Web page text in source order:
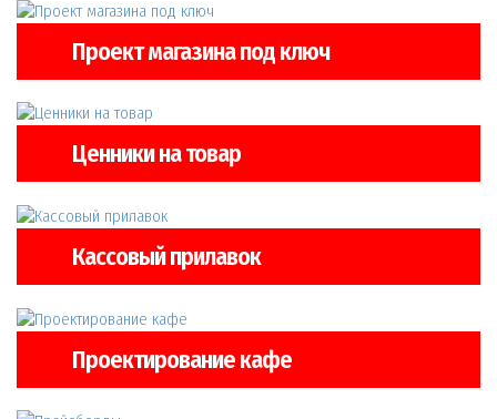
Проект магазина под ключ
Ценники на товар
Кассовый прилавок
Проектирование кафе